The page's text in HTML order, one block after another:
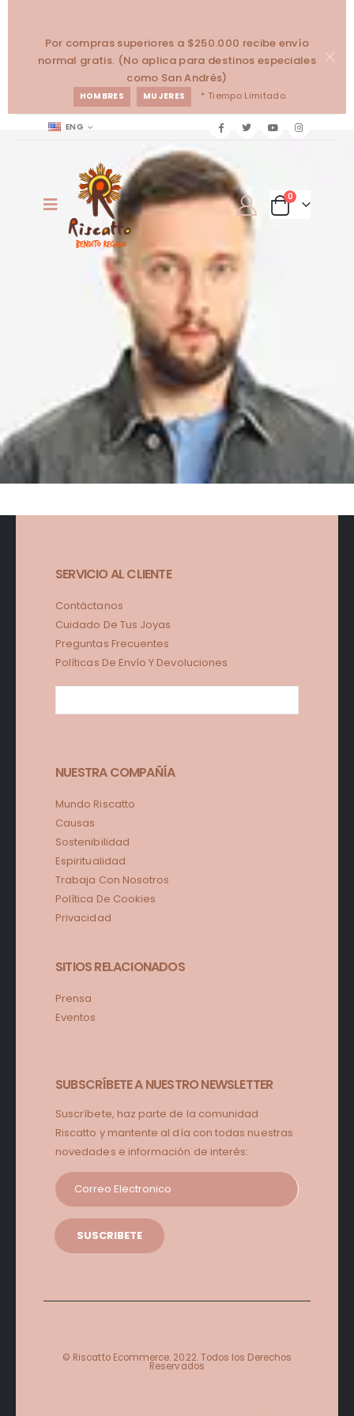
Por compras superiores a $250.000 recibe envío
normal gratis. (No aplica para destinos especiales
como San Andrés)
HOMBRES MUJERES * Tiempo Limitado.
ENG
0
SERVICIO AL CLIENTE
Contáctanos
Cuidado De Tus Joyas
Preguntas Frecuentes
Políticas De Envío Y Devoluciones
NUESTRA COMPAÑÍA
Mundo Riscatto
Causas
Sostenibilidad
Espiritualidad
Trabaja Con Nosotros
Política De Cookies
Privacidad
SITIOS RELACIONADOS
Prensa
Eventos
SUBSCRÍBETE A NUESTRO NEWSLETTER
Suscríbete, haz parte de la comunidad
Riscatto y mantente al día con todas nuestras
novedades e información de interés:
© Riscatto Ecommerce. 2022. Todos los Derechos
Reservados